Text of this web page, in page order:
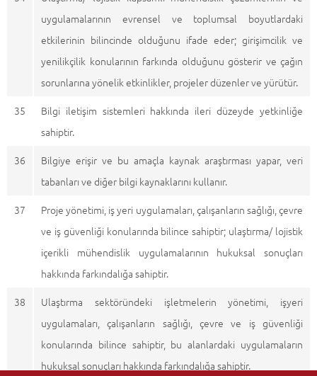
uygulamalarının evrensel ve toplumsal boyutlardaki
etkilerinin bilincinde olduğunu ifade eder; girişimcilik ve
yenilikçilik konularının farkında olduğunu gösterir ve çağın
sorunlarına yönelik etkinlikler, projeler düzenler ve yürütür.
35
Bilgi iletişim sistemleri hakkında ileri düzeyde yetkinliğe
sahiptir.
36
Bilgiye erişir ve bu amaçla kaynak araştırması yapar, veri
tabanları ve diğer bilgi kaynaklarını kullanır.
37
Proje yönetimi, iş yeri uygulamaları, çalışanların sağlığı, çevre
ve iş güvenliği konularında bilince sahiptir; ulaştırma/ lojistik
içerikli mühendislik uygulamalarının hukuksal sonuçları
hakkında farkındalığa sahiptir.
38
Ulaştırma sektöründeki işletmelerin yönetimi, işyeri
uygulamaları, çalışanların sağlığı, çevre ve iş güvenliği
konularında bilince sahiptir, bu alanlardaki uygulamaların
hukuksal sonuçları hakkında farkındalığa sahiptir.